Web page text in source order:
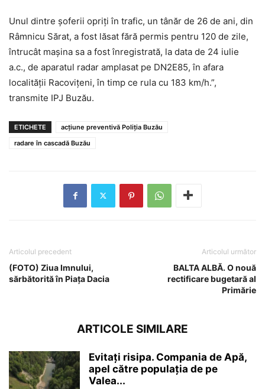
Unul dintre șoferii opriți în trafic, un tânăr de 26 de ani, din
Râmnicu Sărat, a fost lăsat fără permis pentru 120 de zile,
întrucât mașina sa a fost înregistrată, la data de 24 iulie
a.c., de aparatul radar amplasat pe DN2E85, în afara
localității Racovițeni, în timp ce rula cu 183 km/h.”,
transmite IPJ Buzău.
ETICHETE
acțiune preventivă Poliția Buzău
radare în cascadă Buzău
Articolul precedent
(FOTO) Ziua Imnului,
sărbătorită în Piața Dacia
Articolul următor
BALTA ALBĂ. O nouă
rectificare bugetară al
Primărie
ARTICOLE SIMILARE
Evitați risipa. Compania de Apă,
apel către populația de pe
Valea...